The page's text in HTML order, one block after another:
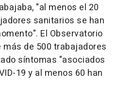
"al menos el 20
sanitarios se han
El Observatorio
de 500 trabajadores
síntomas "asociados
19 y al menos 60 han